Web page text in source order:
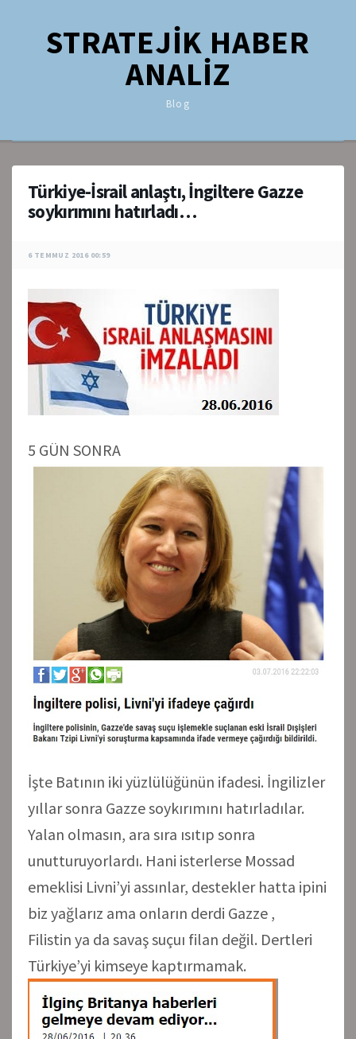
STRATEJİK HABER
ANALİZ
Blog
Türkiye-İsrail anlaştı, İngiltere Gazze
soykırımını hatırladı…
6 TEMMUZ 2016 00:59
5 GÜN SONRA
İşte Batının iki yüzlülüğünün ifadesi. İngilizler
yıllar sonra Gazze soykırımını hatırladılar.
Yalan olmasın, ara sıra ısıtıp sonra
unutturuyorlardı. Hani isterlerse Mossad
emeklisi Livni’yi assınlar, destekler hatta ipini
biz yağlarız ama onların derdi Gazze ,
Filistin ya da savaş suçuı filan değil. Dertleri
Türkiye’yi kimseye kaptırmamak.